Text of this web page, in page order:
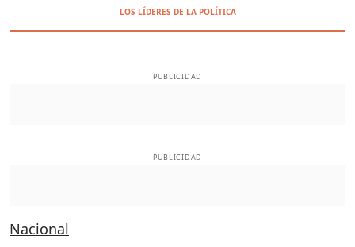
LOS LÍDERES DE LA POLÍTICA
PUBLICIDAD
PUBLICIDAD
Nacional